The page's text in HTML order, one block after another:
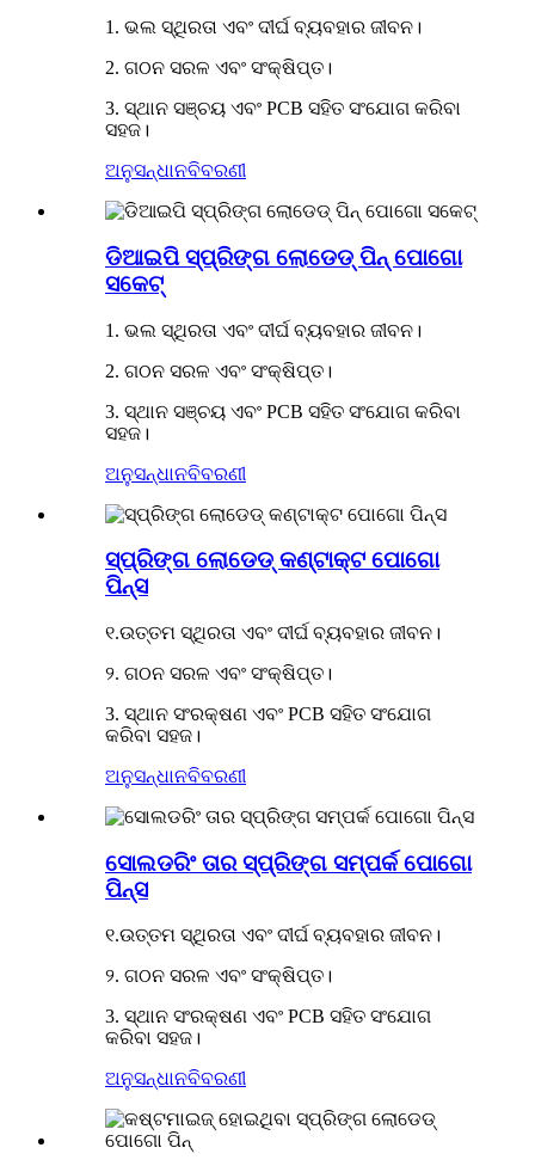
1. ଭଲ ସ୍ଥିରତା ଏବଂ ଦୀର୍ଘ ବ୍ୟବହାର ଜୀବନ।
2. ଗଠନ ସରଳ ଏବଂ ସଂକ୍ଷିପ୍ତ।
3. ସ୍ଥାନ ସଞ୍ଚୟ ଏବଂ PCB ସହିତ ସଂଯୋଗ କରିବା
ସହଜ।
ଅନୁସନ୍ଧାନବିବରଣୀ
ଡିଆଇପି ସ୍ପ୍ରିଙ୍ଗ ଲୋଡେଡ୍ ପିନ୍ ପୋଗୋ
ସକେଟ୍
1. ଭଲ ସ୍ଥିରତା ଏବଂ ଦୀର୍ଘ ବ୍ୟବହାର ଜୀବନ।
2. ଗଠନ ସରଳ ଏବଂ ସଂକ୍ଷିପ୍ତ।
3. ସ୍ଥାନ ସଞ୍ଚୟ ଏବଂ PCB ସହିତ ସଂଯୋଗ କରିବା
ସହଜ।
ଅନୁସନ୍ଧାନବିବରଣୀ
ସ୍ପ୍ରିଙ୍ଗ ଲୋଡେଡ୍ କଣ୍ଟାକ୍ଟ ପୋଗୋ
ପିନ୍ସ
୧.ଉତ୍ତମ ସ୍ଥିରତା ଏବଂ ଦୀର୍ଘ ବ୍ୟବହାର ଜୀବନ।
୨. ଗଠନ ସରଳ ଏବଂ ସଂକ୍ଷିପ୍ତ।
3. ସ୍ଥାନ ସଂରକ୍ଷଣ ଏବଂ PCB ସହିତ ସଂଯୋଗ
କରିବା ସହଜ।
ଅନୁସନ୍ଧାନବିବରଣୀ
ସୋଲଡରିଂ ତାର ସ୍ପ୍ରିଙ୍ଗ ସମ୍ପର୍କ ପୋଗୋ
ପିନ୍ସ
୧.ଉତ୍ତମ ସ୍ଥିରତା ଏବଂ ଦୀର୍ଘ ବ୍ୟବହାର ଜୀବନ।
୨. ଗଠନ ସରଳ ଏବଂ ସଂକ୍ଷିପ୍ତ।
3. ସ୍ଥାନ ସଂରକ୍ଷଣ ଏବଂ PCB ସହିତ ସଂଯୋଗ
କରିବା ସହଜ।
ଅନୁସନ୍ଧାନବିବରଣୀ